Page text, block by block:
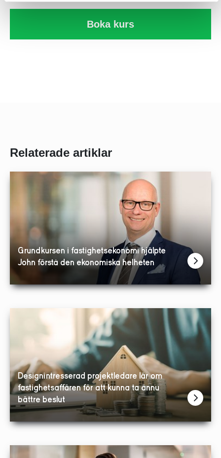
Med reservation för eventuella ändringar i programmet.
Boka kurs
Relaterade artiklar
Grundkursen i fastighetsekonomi hjälpte
John förstå den ekonomiska helheten
Designintresserad projektledare lär om
fastighetsaffären för att kunna ta ännu
bättre beslut